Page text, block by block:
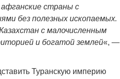
афганские страны с
без полезных ископаемых.
с малочисленным
и богатой землей«, ―
Туранскую империю